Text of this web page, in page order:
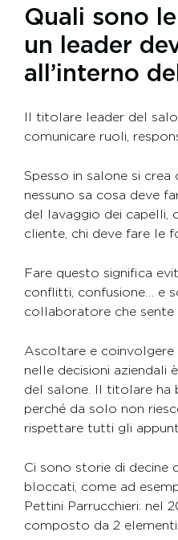
Quali sono
un leader
all’interno
Il titolare leader del
comunicare ruoli,
Spesso in salone si crea
nessuno sa cosa deve
del lavaggio dei capelli,
cliente, chi deve fare le
Fare questo significa
conflitti, confusione… e
collaboratore che
Ascoltare e coinvolgere
nelle decisioni aziendali
del salone. Il titolare ha
perché da solo non
rispettare tutti gli
Ci sono storie di decine
bloccati, come ad
Pettini Parrucchieri: nel
composto da 2